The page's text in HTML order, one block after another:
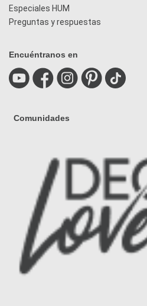
Especiales HUM
Preguntas y respuestas
Encuéntranos en
Comunidades